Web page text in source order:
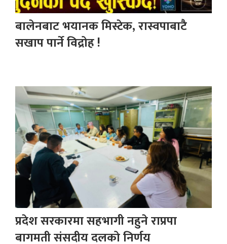
बालेनबाट भयानक मिस्टेक, रास्वपाबाटै
सखाप पार्ने विद्रोह !
प्रदेश सरकारमा सहभागी नहुने राप्रपा
बागमती संसदीय दलको निर्णय